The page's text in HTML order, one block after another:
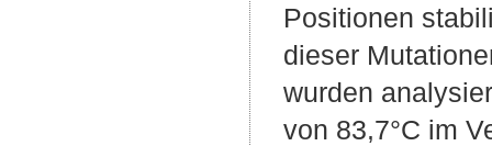
Positionen
dieser
wurden
von 83,7°C im